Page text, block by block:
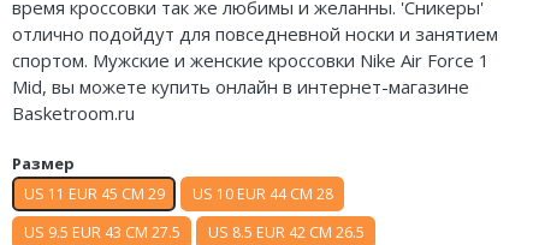
время кроссовки так же любимы и желанны. 'Сникеры'
отлично подойдут для повседневной носки и занятием
спортом. Мужские и женские кроссовки Nike Air Force 1
Mid, вы можете купить онлайн в интернет-магазине
Basketroom.ru
Размер
US 11 EUR 45 CM 29
US 10 EUR 44 CM 28
US 9.5 EUR 43 CM 27.5
US 8.5 EUR 42 CM 26.5
Air Jordan 7
Air Jordan 10
Air Jordan 11
Air Jordan 12
Air Jordan 13